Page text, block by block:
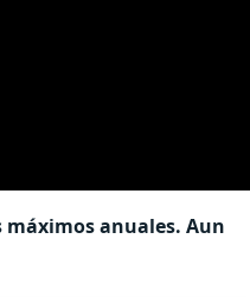
máximos anuales. Aun